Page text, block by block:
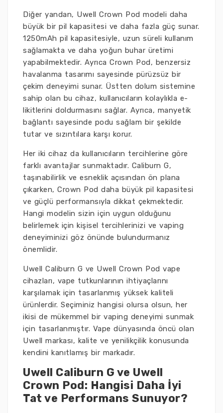
Diğer yandan, Uwell Crown Pod modeli daha
büyük bir pil kapasitesi ve daha fazla güç sunar.
1250mAh pil kapasitesiyle, uzun süreli kullanım
sağlamakta ve daha yoğun buhar üretimi
yapabilmektedir. Ayrıca Crown Pod, benzersiz
havalanma tasarımı sayesinde pürüzsüz bir
çekim deneyimi sunar. Üstten dolum sistemine
sahip olan bu cihaz, kullanıcıların kolaylıkla e-
likitlerini doldurmasını sağlar. Ayrıca, manyetik
bağlantı sayesinde podu sağlam bir şekilde
tutar ve sızıntılara karşı korur.
Her iki cihaz da kullanıcıların tercihlerine göre
farklı avantajlar sunmaktadır. Caliburn G,
taşınabilirlik ve esneklik açısından ön plana
çıkarken, Crown Pod daha büyük pil kapasitesi
ve güçlü performansıyla dikkat çekmektedir.
Hangi modelin sizin için uygun olduğunu
belirlemek için kişisel tercihlerinizi ve vaping
deneyiminizi göz önünde bulundurmanız
önemlidir.
Uwell Caliburn G ve Uwell Crown Pod vape
cihazları, vape tutkunlarının ihtiyaçlarını
karşılamak için tasarlanmış yüksek kaliteli
ürünlerdir. Seçiminiz hangisi olursa olsun, her
ikisi de mükemmel bir vaping deneyimi sunmak
için tasarlanmıştır. Vape dünyasında öncü olan
Uwell markası, kalite ve yenilikçilik konusunda
kendini kanıtlamış bir markadır.
Uwell Caliburn G ve Uwell
Crown Pod: Hangisi Daha İyi
Tat ve Performans Sunuyor?